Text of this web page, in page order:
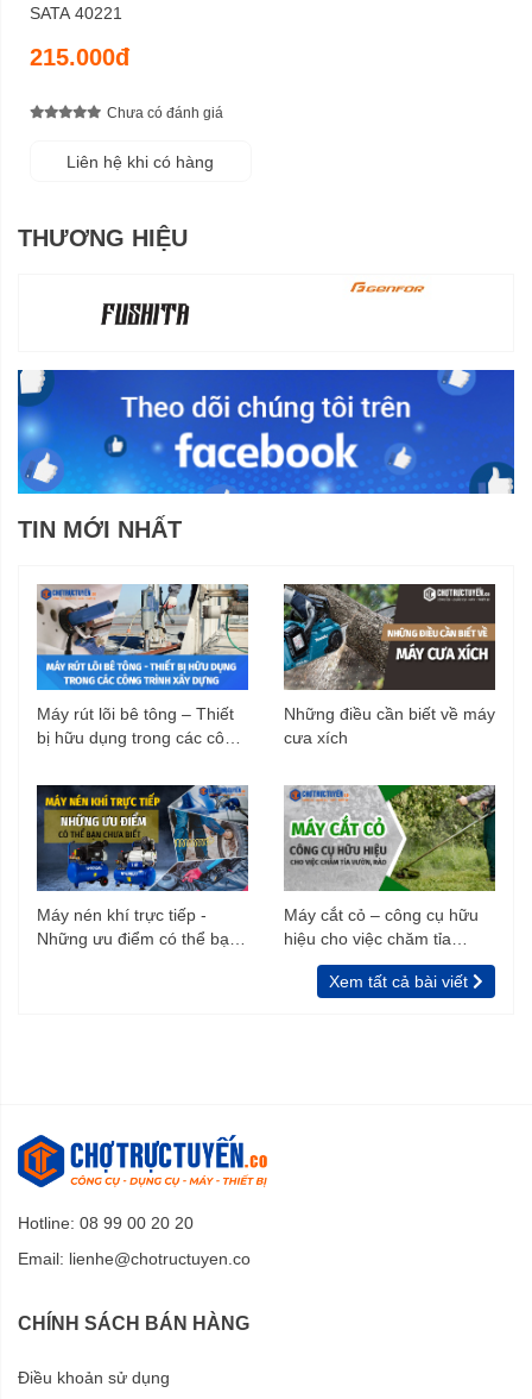
SATA 40221
215.000đ
Chưa có đánh giá
Liên hệ khi có hàng
THƯƠNG HIỆU
TIN MỚI NHẤT
Máy rút lõi bê tông – Thiết
bị hữu dụng trong các công
Những điều cần biết về máy
cưa xích
Máy nén khí trực tiếp -
Những ưu điểm có thể bạn
Máy cắt cỏ – công cụ hữu
hiệu cho việc chăm tỉa
vườn, rào
Xem tất cả bài viết
Hotline: 08 99 00 20 20
Email: lienhe@chotructuyen.co
CHÍNH SÁCH BÁN HÀNG
Điều khoản sử dụng